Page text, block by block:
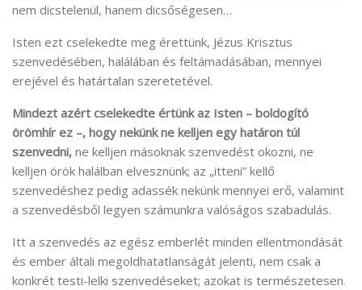
nem dicstelenül, hanem dicsőségesen…
Isten ezt cselekedte meg érettünk, Jézus Krisztus
szenvedésében, halálában és feltámadásában, mennyei
erejével és határtalan szeretetével.
Mindezt azért cselekedte értünk az Isten – boldogító
örömhír ez –, hogy nekünk ne kelljen egy határon túl
szenvedni, ne kelljen másoknak szenvedést okozni, ne
kelljen örök halálban elvesznünk; az „itteni” kellő
szenvedéshez pedig adassék nekünk mennyei erő, valamint
a szenvedésből legyen számunkra valóságos szabadulás.
Itt a szenvedés az egész emberlét minden ellentmondását
és ember általi megoldhatatlanságát jelenti, nem csak a
konkrét testi-lelki szenvedéseket; azokat is természetesen.